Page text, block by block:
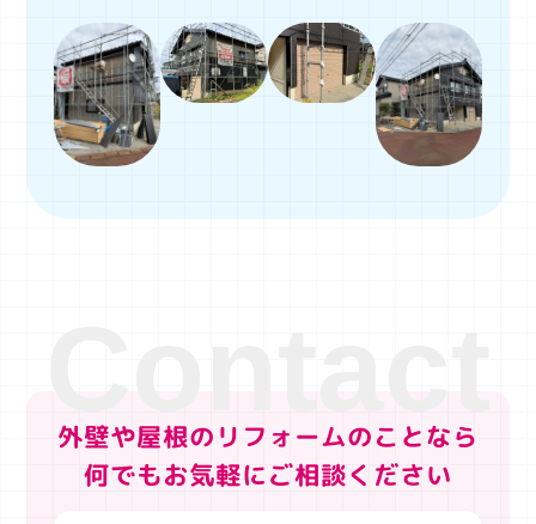
外壁や屋根のリフォームのことなら
何でもお気軽にご相談ください